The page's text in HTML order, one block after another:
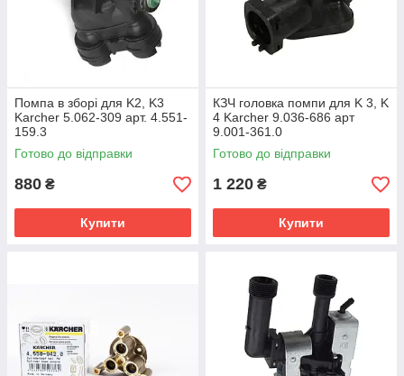
Помпа в зборі для K2, K3
Karcher 5.062-309 арт. 4.551-
159.3
Готово до відправки
880 ₴
Купити
КЗЧ головка помпи для K 3, K
4 Karcher 9.036-686 арт
9.001-361.0
Готово до відправки
1 220 ₴
Купити